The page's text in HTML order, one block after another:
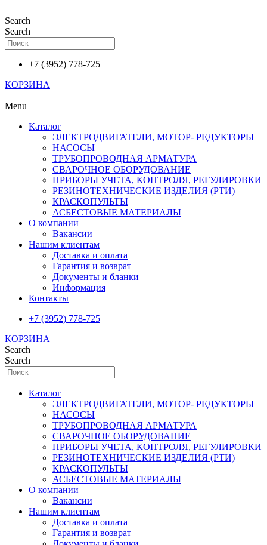
к
содержимому
Search
Search
+7 (3952) 778-725
КОРЗИНА
Menu
Каталог
ЭЛЕКТРОДВИГАТЕЛИ, МОТОР- РЕДУКТОРЫ
НАСОСЫ
ТРУБОПРОВОДНАЯ АРМАТУРА
СВАРОЧНОЕ ОБОРУДОВАНИЕ
ПРИБОРЫ УЧЕТА, КОНТРОЛЯ, РЕГУЛИРОВКИ
РЕЗИНОТЕХНИЧЕСКИЕ ИЗДЕЛИЯ (РТИ)
КРАСКОПУЛЬТЫ
АСБЕСТОВЫЕ МАТЕРИАЛЫ
О компании
Вакансии
Нашим клиентам
Доставка и оплата
Гарантия и возврат
Документы и бланки
Информация
Контакты
+7 (3952) 778-725
КОРЗИНА
Search
Search
Каталог
ЭЛЕКТРОДВИГАТЕЛИ, МОТОР- РЕДУКТОРЫ
НАСОСЫ
ТРУБОПРОВОДНАЯ АРМАТУРА
СВАРОЧНОЕ ОБОРУДОВАНИЕ
ПРИБОРЫ УЧЕТА, КОНТРОЛЯ, РЕГУЛИРОВКИ
РЕЗИНОТЕХНИЧЕСКИЕ ИЗДЕЛИЯ (РТИ)
КРАСКОПУЛЬТЫ
АСБЕСТОВЫЕ МАТЕРИАЛЫ
О компании
Вакансии
Нашим клиентам
Доставка и оплата
Гарантия и возврат